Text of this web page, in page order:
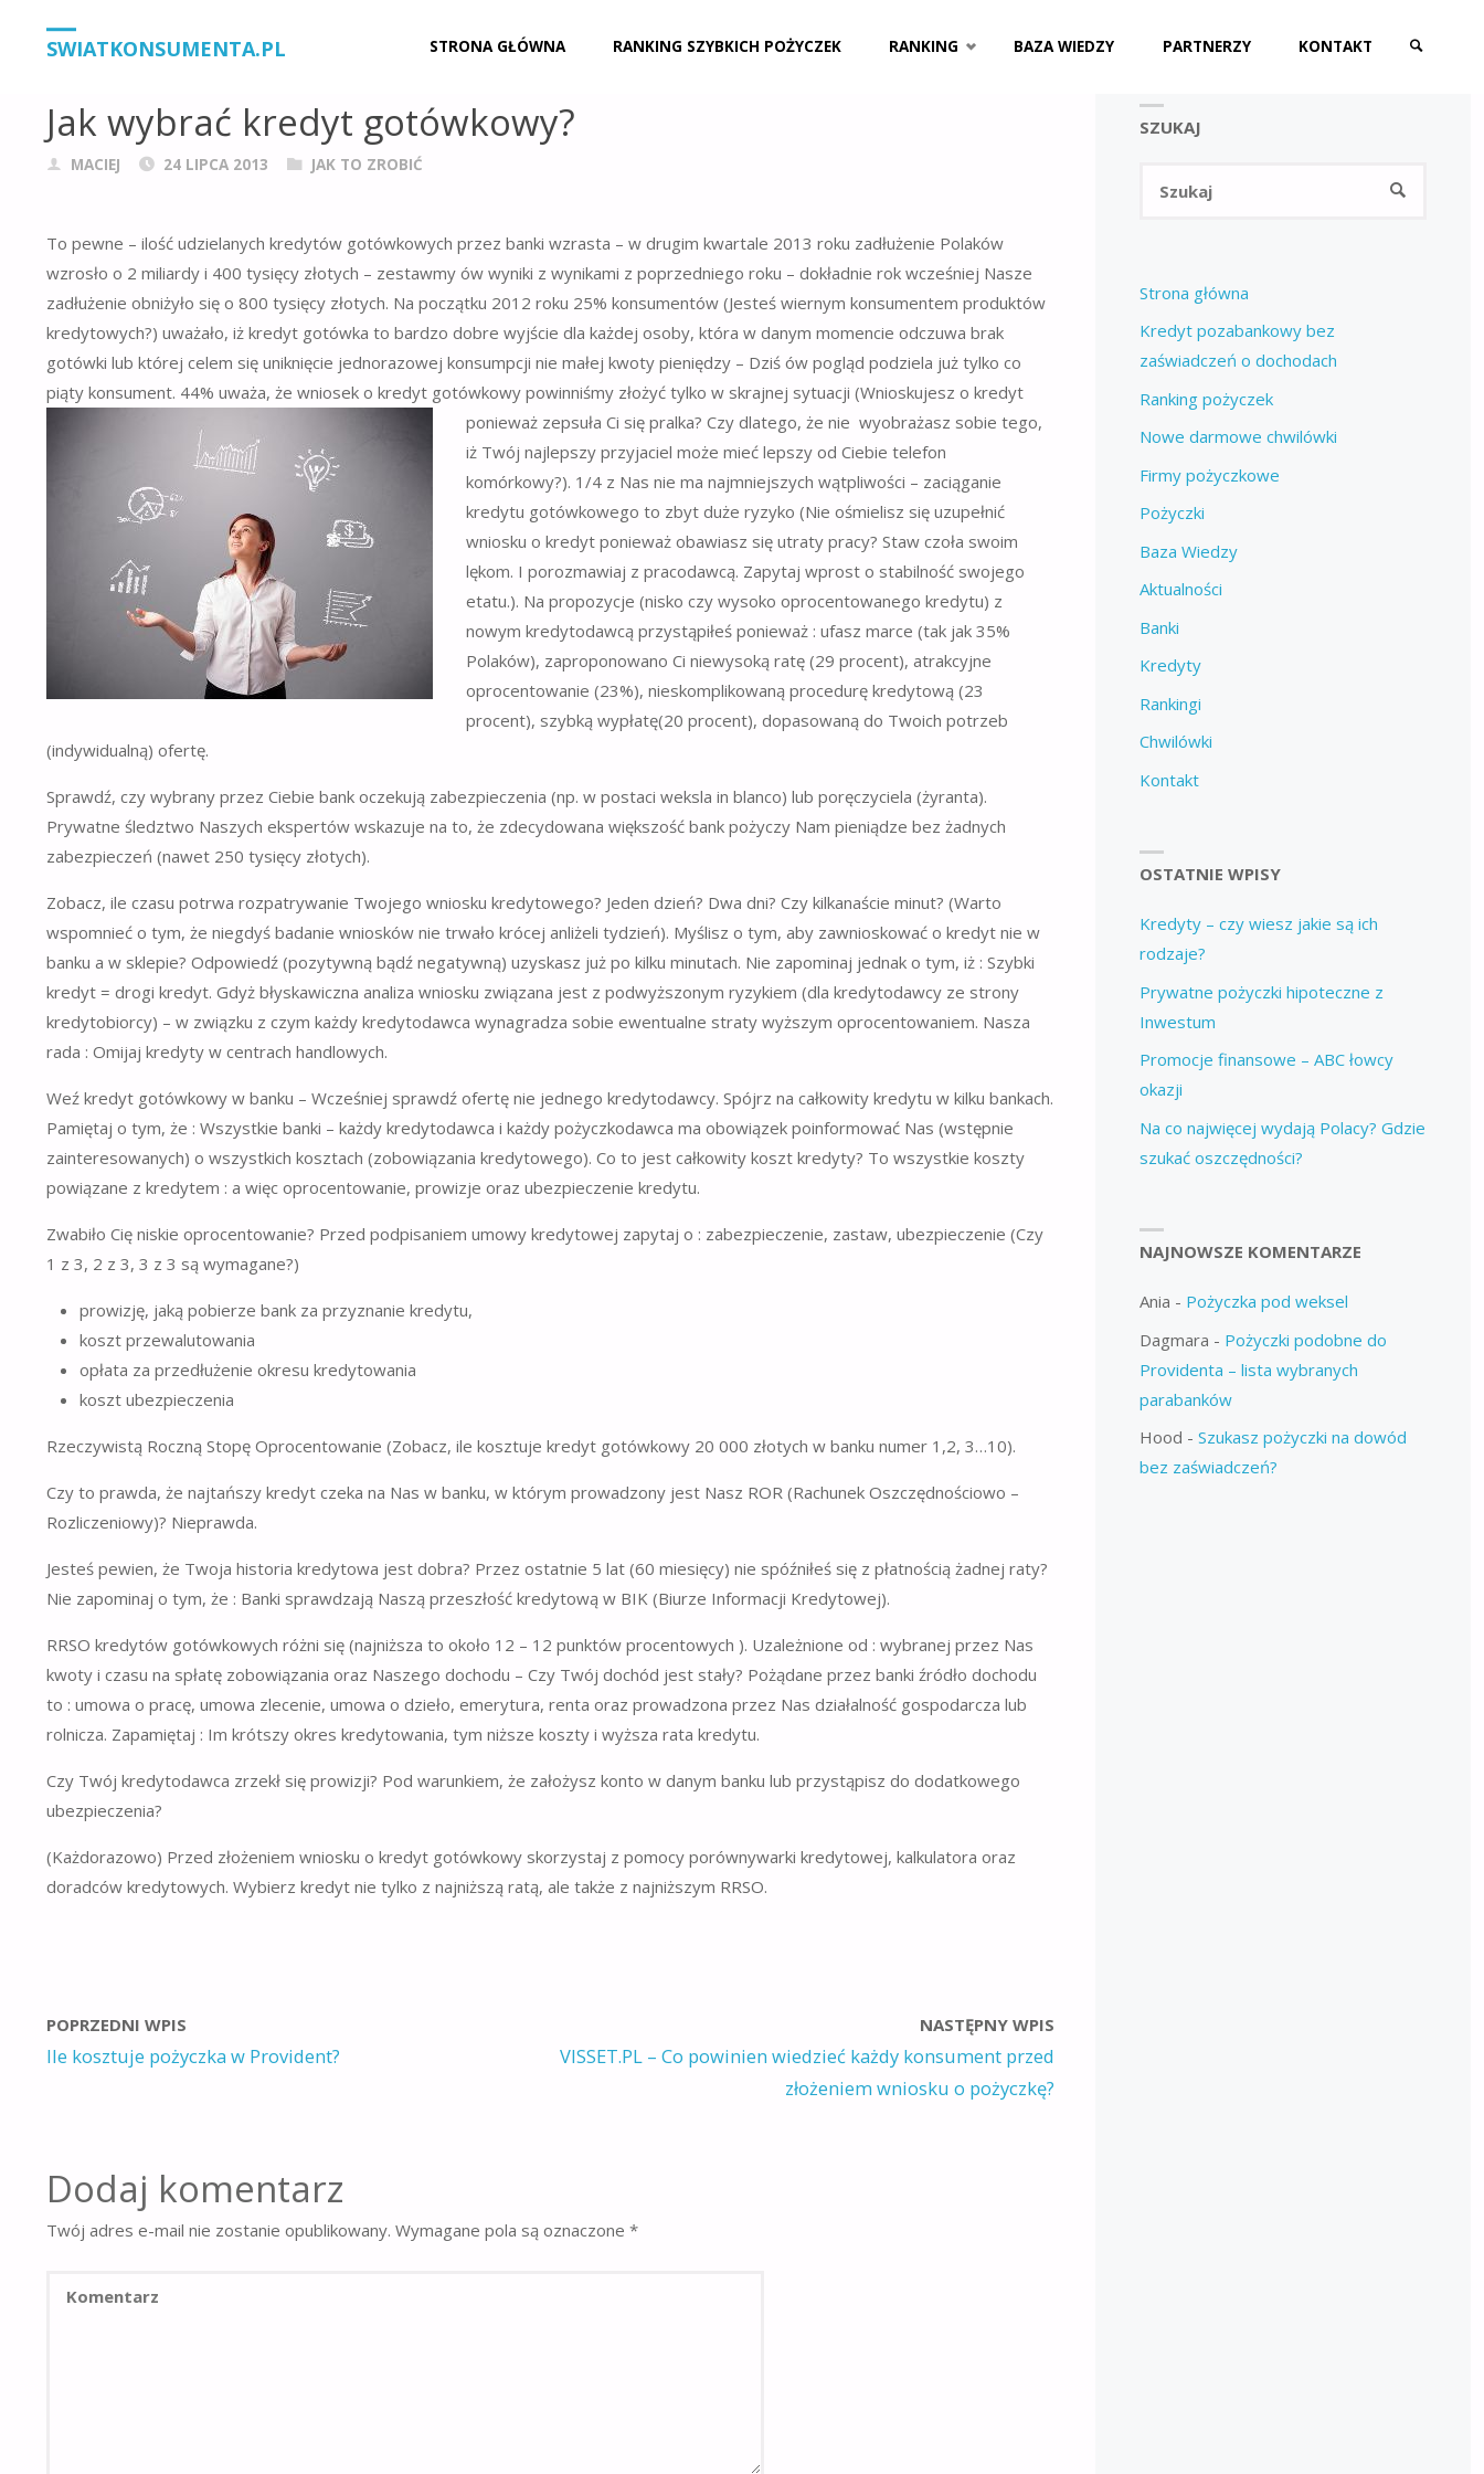
SWIATKONSUMENTA.PL STRONA GŁÓWNA RANKING SZYBKICH POŻYCZEK RANKING BAZA WIEDZY PARTNERZY KONTAKT
STRONA
GŁÓWNA
Jak wybrać kredyt gotówkowy?
MACIEJ 24 LIPCA 2013 JAK TO ZROBIĆ
To pewne – ilość udzielanych kredytów gotówkowych przez banki wzrasta – w drugim kwartale 2013 roku zadłużenie Polaków
wzrosło o 2 miliardy i 400 tysięcy złotych – zestawmy ów wyniki z wynikami z poprzedniego roku – dokładnie rok wcześniej Nasze
zadłużenie obniżyło się o 800 tysięcy złotych. Na początku 2012 roku 25% konsumentów (Jesteś wiernym konsumentem produktów
kredytowych?) uważało, iż kredyt gotówka to bardzo dobre wyjście dla każdej osoby, która w danym momencie odczuwa brak
gotówki lub której celem się uniknięcie jednorazowej konsumpcji nie małej kwoty pieniędzy – Dziś ów pogląd podziela już tylko co
piąty konsument. 44% uważa, że wniosek o kredyt gotówkowy powinniśmy złożyć tylko w skrajnej sytuacji (Wnioskujesz o kredyt
ponieważ zepsuła Ci się pralka? Czy dlatego, że nie wyobrażasz sobie tego,
iż Twój najlepszy przyjaciel może mieć lepszy od Ciebie telefon
komórkowy?). 1/4 z Nas nie ma najmniejszych wątpliwości – zaciąganie
kredytu gotówkowego to zbyt duże ryzyko (Nie ośmielisz się uzupełnić
wniosku o kredyt ponieważ obawiasz się utraty pracy? Staw czoła swoim
lękom. I porozmawiaj z pracodawcą. Zapytaj wprost o stabilność swojego
etatu.). Na propozycje (nisko czy wysoko oprocentowanego kredytu) z
nowym kredytodawcą przystąpiłeś ponieważ : ufasz marce (tak jak 35%
Polaków), zaproponowano Ci niewysoką ratę (29 procent), atrakcyjne
oprocentowanie (23%), nieskomplikowaną procedurę kredytową (23
procent), szybką wypłatę(20 procent), dopasowaną do Twoich potrzeb
(indywidualną) ofertę.
Sprawdź, czy wybrany przez Ciebie bank oczekują zabezpieczenia (np. w postaci weksla in blanco) lub poręczyciela (żyranta).
Prywatne śledztwo Naszych ekspertów wskazuje na to, że zdecydowana większość bank pożyczy Nam pieniądze bez żadnych
zabezpieczeń (nawet 250 tysięcy złotych).
Zobacz, ile czasu potrwa rozpatrywanie Twojego wniosku kredytowego? Jeden dzień? Dwa dni? Czy kilkanaście minut? (Warto
wspomnieć o tym, że niegdyś badanie wniosków nie trwało krócej anliżeli tydzień). Myślisz o tym, aby zawnioskować o kredyt nie w
banku a w sklepie? Odpowiedź (pozytywną bądź negatywną) uzyskasz już po kilku minutach. Nie zapominaj jednak o tym, iż : Szybki
kredyt = drogi kredyt. Gdyż błyskawiczna analiza wniosku związana jest z podwyższonym ryzykiem (dla kredytodawcy ze strony
kredytobiorcy) – w związku z czym każdy kredytodawca wynagradza sobie ewentualne straty wyższym oprocentowaniem. Nasza
rada : Omijaj kredyty w centrach handlowych.
Weź kredyt gotówkowy w banku – Wcześniej sprawdź ofertę nie jednego kredytodawcy. Spójrz na całkowity kredytu w kilku bankach.
Pamiętaj o tym, że : Wszystkie banki – każdy kredytodawca i każdy pożyczkodawca ma obowiązek poinformować Nas (wstępnie
zainteresowanych) o wszystkich kosztach (zobowiązania kredytowego). Co to jest całkowity koszt kredyty? To wszystkie koszty
powiązane z kredytem : a więc oprocentowanie, prowizje oraz ubezpieczenie kredytu.
Zwabiło Cię niskie oprocentowanie? Przed podpisaniem umowy kredytowej zapytaj o : zabezpieczenie, zastaw, ubezpieczenie (Czy
1 z 3, 2 z 3, 3 z 3 są wymagane?)
prowizję, jaką pobierze bank za przyznanie kredytu,
koszt przewalutowania
opłata za przedłużenie okresu kredytowania
koszt ubezpieczenia
Rzeczywistą Roczną Stopę Oprocentowanie (Zobacz, ile kosztuje kredyt gotówkowy 20 000 złotych w banku numer 1,2, 3…10).
Czy to prawda, że najtańszy kredyt czeka na Nas w banku, w którym prowadzony jest Nasz ROR (Rachunek Oszczędnościowo –
Rozliczeniowy)? Nieprawda.
Jesteś pewien, że Twoja historia kredytowa jest dobra? Przez ostatnie 5 lat (60 miesięcy) nie spóźniłeś się z płatnością żadnej raty?
Nie zapominaj o tym, że : Banki sprawdzają Naszą przeszłość kredytową w BIK (Biurze Informacji Kredytowej).
RRSO kredytów gotówkowych różni się (najniższa to około 12 – 12 punktów procentowych ). Uzależnione od : wybranej przez Nas
kwoty i czasu na spłatę zobowiązania oraz Naszego dochodu – Czy Twój dochód jest stały? Pożądane przez banki źródło dochodu
to : umowa o pracę, umowa zlecenie, umowa o dzieło, emerytura, renta oraz prowadzona przez Nas działalność gospodarcza lub
rolnicza. Zapamiętaj : Im krótszy okres kredytowania, tym niższe koszty i wyższa rata kredytu.
Czy Twój kredytodawca zrzekł się prowizji? Pod warunkiem, że założysz konto w danym banku lub przystąpisz do dodatkowego
ubezpieczenia?
(Każdorazowo) Przed złożeniem wniosku o kredyt gotówkowy skorzystaj z pomocy porównywarki kredytowej, kalkulatora oraz
doradców kredytowych. Wybierz kredyt nie tylko z najniższą ratą, ale także z najniższym RRSO.
POPRZEDNI WPIS
Ile kosztuje pożyczka w Provident?
NASTĘPNY WPIS
VISSET.PL – Co powinien wiedzieć każdy konsument przed
złożeniem wniosku o pożyczkę?
Dodaj komentarz
Twój adres e-mail nie zostanie opublikowany. Wymagane pola są oznaczone *
SZUKAJ
SZUKAJ
Strona główna
Kredyt pozabankowy bez
zaświadczeń o dochodach
Ranking pożyczek
Nowe darmowe chwilówki
Firmy pożyczkowe
Pożyczki
Baza Wiedzy
Aktualności
Banki
Kredyty
Rankingi
Chwilówki
Kontakt
OSTATNIE WPISY
Kredyty – czy wiesz jakie są ich
rodzaje?
Prywatne pożyczki hipoteczne z
Inwestum
Promocje finansowe – ABC łowcy
okazji
Na co najwięcej wydają Polacy? Gdzie
szukać oszczędności?
NAJNOWSZE KOMENTARZE
Ania - Pożyczka pod weksel
Dagmara - Pożyczki podobne do
Providenta – lista wybranych
parabanków
Hood - Szukasz pożyczki na dowód
bez zaświadczeń?